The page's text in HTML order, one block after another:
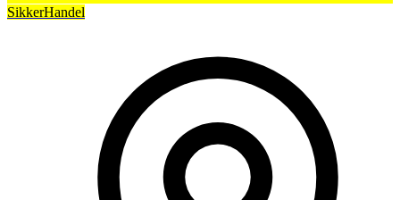
SikkerHandel